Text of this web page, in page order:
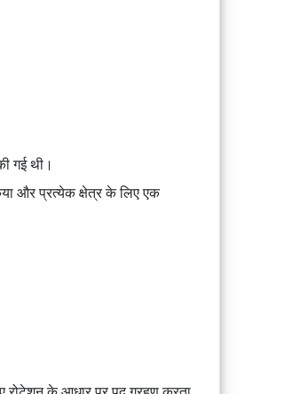
गई थी।
और प्रत्येक क्षेत्र के लिए एक